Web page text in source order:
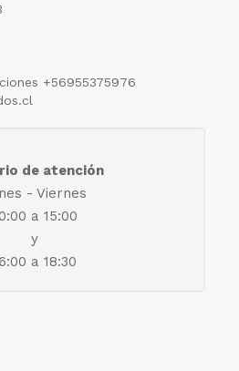
+56955375976
de atención
- Viernes
a 15:00
y
a 18:30